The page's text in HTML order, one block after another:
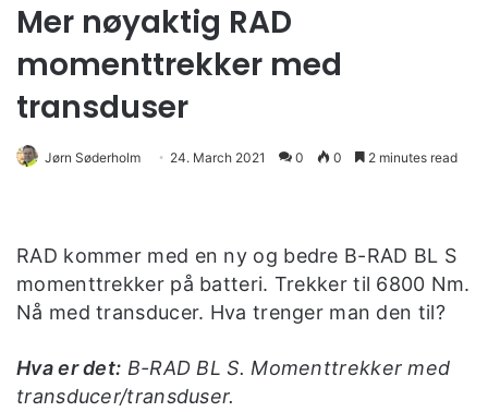
Mer nøyaktig RAD
momenttrekker med
transduser
Jørn Søderholm 24. March 2021 0 0 2 minutes read
RAD kommer med en ny og bedre B-RAD BL S
momenttrekker på batteri. Trekker til 6800 Nm.
Nå med transducer. Hva trenger man den til?
Hva er det: B-RAD BL S. Momenttrekker med
transducer/transduser.